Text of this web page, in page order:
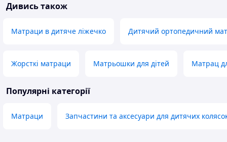
Дивись також
Матраци в дитяче ліжечко Дитячий ортопедичний
Жорсткі матраци Матрьошки для дітей Матрац
Популярні категорії
Матраци Запчастини та аксесуари для дитячих